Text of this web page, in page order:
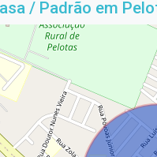
/ Padrão em